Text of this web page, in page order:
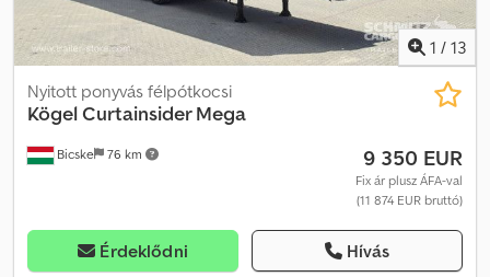
1 / 13
Bicske 76 km
Nyitott ponyvás félpótkocsi
KögelCurtainsider Mega
9 350 EUR
Fix ár plusz ÁFA-val
(11 874 EUR bruttó)
Érdeklődni Hívás